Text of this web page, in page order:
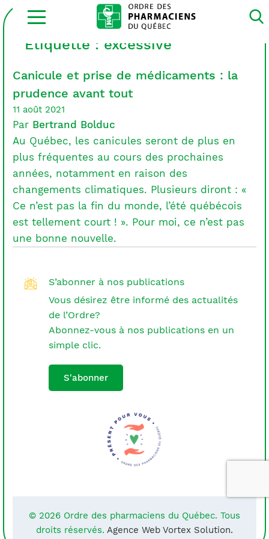
Ouvrir
la
site
Étiquette : excessive
Canicule et prise de médicaments : la
prudence avant tout
11 août 2021
Par Bertrand Bolduc
Au Québec, les canicules seront de plus en
plus fréquentes au cours des prochaines
années, notamment en raison des
changements climatiques. Plusieurs diront : «
Ce n’est pas la fin du monde, l’été québécois
est tellement court ! ». Pour moi, ce n’est pas
une bonne nouvelle.
S’abonner à nos publications
Vous désirez être informé des actualités
de l’Ordre?
Abonnez-vous à nos publications en un
simple clic.
S'abonner
© 2026 Ordre des pharmaciens du Québec. Tous
droits réservés. Agence Web Vortex Solution.